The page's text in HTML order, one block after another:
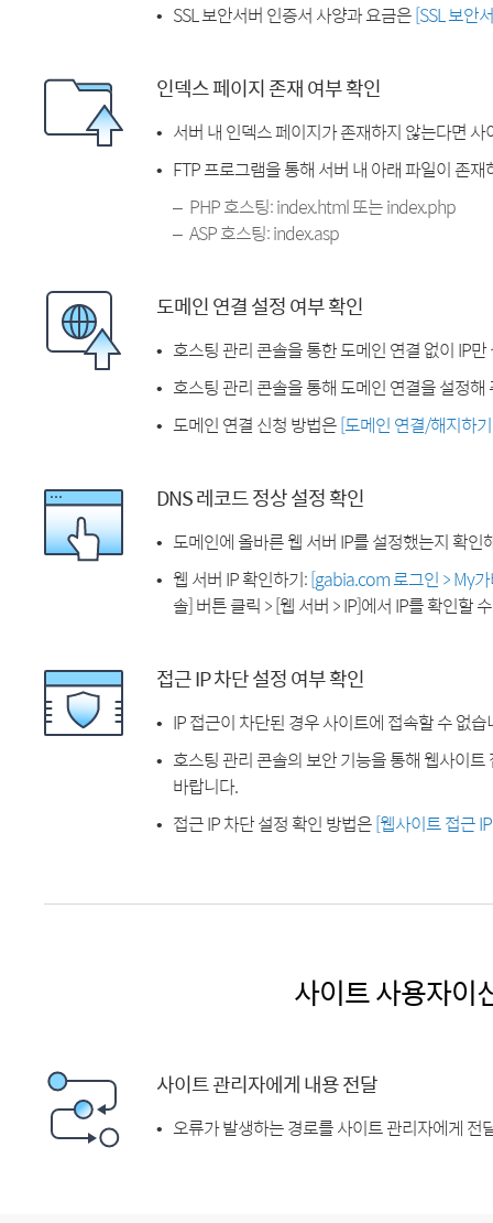
SSL 보안서버 인증서 사양과 요금은[SSL 보안
인덱스 페이지 존재 여부 확인
서버 내 인덱스 페이지가 존재하지 않는다면
FTP 프로그램을 통해 서버 내 아래 파일이 존
PHP 호스팅: index.html 또는 index.php
ASP 호스팅: index.asp
도메인 연결 설정 여부 확인
호스팅 관리 콘솔을 통한 도메인 연결 없이 IP
호스팅 관리 콘솔을 통해 도메인 연결을 설정해
도메인 연결 신청 방법은[도메인 연결/해지하
DNS 레코드 정상 설정 확인
도메인에 올바른 웹 서버 IP를 설정했는지 확인
웹 서버 IP 확인하기:[gabia.com 로그인 > My
솔] 버튼 클릭 > [웹 서버 > IP]에서 IP를 확인할
접근 IP 차단 설정 여부 확인
IP 접근이 차단된 경우 사이트에 접속할 수 없습
호스팅 관리 콘솔의 보안 기능을 통해 웹사이
바랍니다.
접근 IP 차단 설정 확인 방법은[웹사이트 접근
사이트 사용자이
사이트 관리자에게 내용 전달
오류가 발생하는 경로를 사이트 관리자에게 전